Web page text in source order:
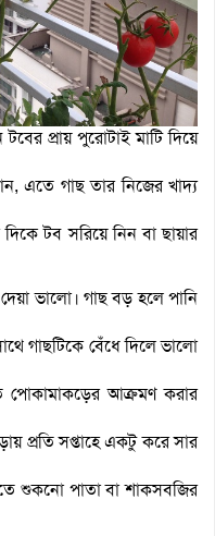
প্রায় পুরোটাই মাটি দিয়ে
এতে গাছ তার নিজের খাদ্য
টব সরিয়ে নিন বা ছায়ার
ভালো। গাছ বড় হলে পানি
গাছটিকে বেঁধে দিলে ভালো
পোকামাকড়ের আক্রমণ করার
প্রতি সপ্তাহে একটু করে সার
শুকনো পাতা বা শাকসবজির